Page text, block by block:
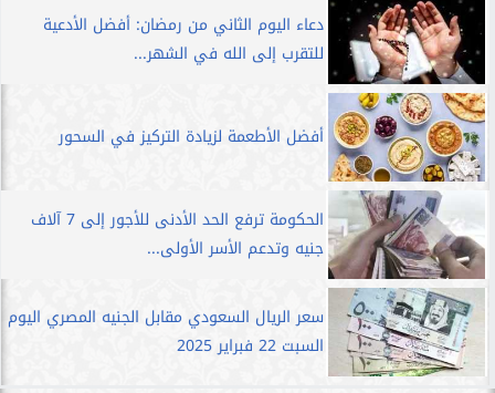
دعاء اليوم الثاني من رمضان: أفضل الأدعية
للتقرب إلى الله في الشهر...
أفضل الأطعمة لزيادة التركيز في السحور
الحكومة ترفع الحد الأدنى للأجور إلى 7 آلاف
جنيه وتدعم الأسر الأولى...
سعر الريال السعودي مقابل الجنيه المصري اليوم
السبت 22 فبراير 2025